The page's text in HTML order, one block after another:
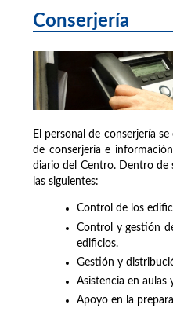
Conserjería
El personal de conserjería
de conserjería e
diario del Centro. Dentro de
las siguientes:
Control de los
Control y gestión
edificios.
Gestión y
Asistencia en aulas
Apoyo en la